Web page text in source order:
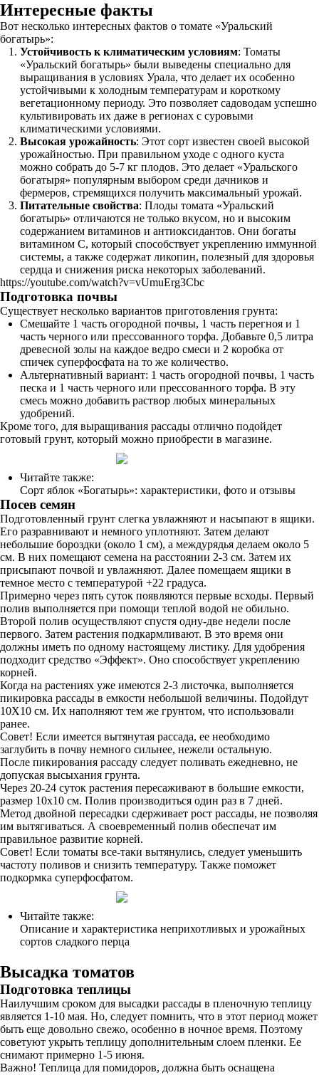
Интересные факты
Вот несколько интересных фактов о томате «Уральский
богатырь»:
Устойчивость к климатическим условиям: Томаты
«Уральский богатырь» были выведены специально для
выращивания в условиях Урала, что делает их особенно
устойчивыми к холодным температурам и короткому
вегетационному периоду. Это позволяет садоводам успешно
культивировать их даже в регионах с суровыми
климатическими условиями.
Высокая урожайность: Этот сорт известен своей высокой
урожайностью. При правильном уходе с одного куста
можно собрать до 5-7 кг плодов. Это делает «Уральского
богатыря» популярным выбором среди дачников и
фермеров, стремящихся получить максимальный урожай.
Питательные свойства: Плоды томата «Уральский
богатырь» отличаются не только вкусом, но и высоким
содержанием витаминов и антиоксидантов. Они богаты
витамином C, который способствует укреплению иммунной
системы, а также содержат ликопин, полезный для здоровья
сердца и снижения риска некоторых заболеваний.
https://youtube.com/watch?v=vUmuErg3Cbc
Подготовка почвы
Существует несколько вариантов приготовления грунта:
Смешайте 1 часть огородной почвы, 1 часть перегноя и 1
часть черного или прессованного торфа. Добавьте 0,5 литра
древесной золы на каждое ведро смеси и 2 коробка от
спичек суперфосфата на то же количество.
Альтернативный вариант: 1 часть огородной почвы, 1 часть
песка и 1 часть черного или прессованного торфа. В эту
смесь можно добавить раствор любых минеральных
удобрений.
Кроме того, для выращивания рассады отлично подойдет
готовый грунт, который можно приобрести в магазине.
Читайте также:
Сорт яблок «Богатырь»: характеристики, фото и отзывы
Посев семян
Подготовленный грунт слегка увлажняют и насыпают в ящики.
Его разравнивают и немного уплотняют. Затем делают
небольшие бороздки (около 1 см), а междурядья делаем около 5
см. В них помещают семена на расстоянии 2-3 см. Затем их
присыпают почвой и увлажняют. Далее помещаем ящики в
темное место с температурой +22 градуса.
Примерно через пять суток появляются первые всходы. Первый
полив выполняется при помощи теплой водой не обильно.
Второй полив осуществляют спустя одну-две недели после
первого. Затем растения подкармливают. В это время они
должны иметь по одному настоящему листику. Для удобрения
подходит средство «Эффект». Оно способствует укреплению
корней.
Когда на растениях уже имеются 2-3 листочка, выполняется
пикировка рассады в емкости небольшой величины. Подойдут
10Х10 см. Их наполняют тем же грунтом, что использовали
ранее.
Совет! Если имеется вытянутая рассада, ее необходимо
заглубить в почву немного сильнее, нежели остальную.
После пикирования рассаду следует поливать ежедневно, не
допуская высыхания грунта.
Через 20-24 суток растения пересаживают в большие емкости,
размер 10х10 см. Полив производиться один раз в 7 дней.
Метод двойной пересадки сдерживает рост рассады, не позволяя
им вытягиваться. А своевременный полив обеспечат им
правильное развитие корней.
Совет! Если томаты все-таки вытянулись, следует уменьшить
частоту поливов и снизить температуру. Также поможет
подкормка суперфосфатом.
Читайте также:
Описание и характеристика неприхотливых и урожайных
сортов сладкого перца
Высадка томатов
Подготовка теплицы
Наилучшим сроком для высадки рассады в пленочную теплицу
является 1-10 мая. Но, следует помнить, что в этот период может
быть еще довольно свежо, особенно в ночное время. Поэтому
советуют укрыть теплицу дополнительным слоем пленки. Ее
снимают примерно 1-5 июня.
Важно! Теплица для помидоров, должна быть оснащена